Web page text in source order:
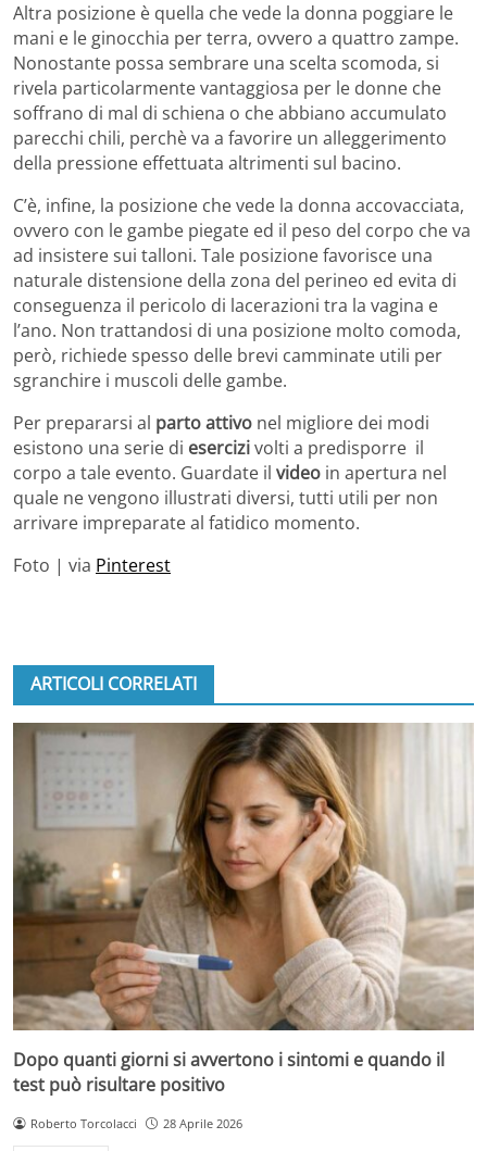
Altra posizione è quella che vede la donna poggiare le
mani e le ginocchia per terra, ovvero a quattro zampe.
Nonostante possa sembrare una scelta scomoda, si
rivela particolarmente vantaggiosa per le donne che
soffrano di mal di schiena o che abbiano accumulato
parecchi chili, perchè va a favorire un alleggerimento
della pressione effettuata altrimenti sul bacino.
C’è, infine, la posizione che vede la donna accovacciata,
ovvero con le gambe piegate ed il peso del corpo che va
ad insistere sui talloni. Tale posizione favorisce una
naturale distensione della zona del perineo ed evita di
conseguenza il pericolo di lacerazioni tra la vagina e
l’ano. Non trattandosi di una posizione molto comoda,
però, richiede spesso delle brevi camminate utili per
sgranchire i muscoli delle gambe.
Per prepararsi al parto attivo nel migliore dei modi
esistono una serie di esercizivolti a predisporre il
corpo a tale evento. Guardate il video in apertura nel
quale ne vengono illustrati diversi, tutti utili per non
arrivare impreparate al fatidico momento.
Foto | via Pinterest
ARTICOLI CORRELATI
Dopo quanti giorni si avvertono i sintomi e quando il
test può risultare positivo
Roberto Torcolacci 28 Aprile 2026